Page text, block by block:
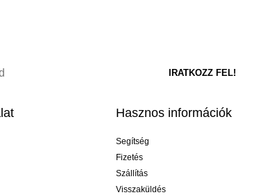
Hasznos információk
Segítség
Fizetés
Szállítás
Visszaküldés